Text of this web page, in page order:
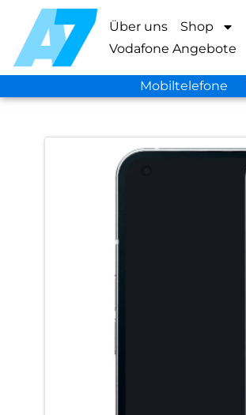
Über uns Shop
Vodafone Angebote
Mobiltelefone